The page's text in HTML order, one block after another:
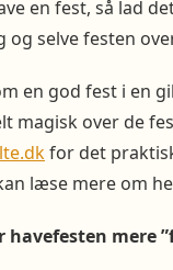
en fest, så lad
og selve festen
en god fest i en
magisk over de
for det
læse mere om
havefesten mere